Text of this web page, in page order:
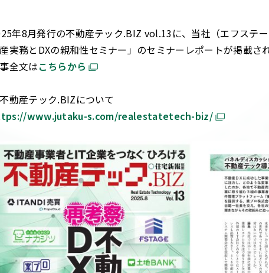
年8月発行の不動産テック.BIZ vol.13に、当社（エフステ
実務とDXの親和性セミナー」のセミナーレポートが掲載さ
全文はこちらから
動産テック.BIZについて
www.jutaku-s.com/realestatetech-biz/